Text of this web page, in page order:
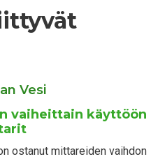
Vesi
vaiheittain käyttöön
ostanut mittareiden vaihdon